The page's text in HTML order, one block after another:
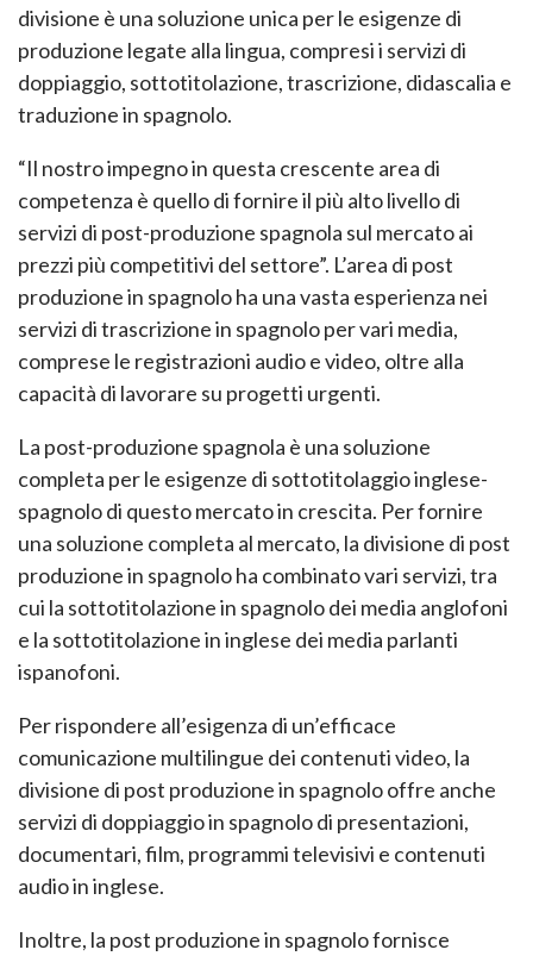
divisione è una soluzione unica per le esigenze di
produzione legate alla lingua, compresi i servizi di
doppiaggio, sottotitolazione, trascrizione, didascalia e
traduzione in spagnolo.
“Il nostro impegno in questa crescente area di
competenza è quello di fornire il più alto livello di
servizi di post-produzione spagnola sul mercato ai
prezzi più competitivi del settore”. L’area di post
produzione in spagnolo ha una vasta esperienza nei
servizi di trascrizione in spagnolo per vari media,
comprese le registrazioni audio e video, oltre alla
capacità di lavorare su progetti urgenti.
La post-produzione spagnola è una soluzione
completa per le esigenze di sottotitolaggio inglese-
spagnolo di questo mercato in crescita. Per fornire
una soluzione completa al mercato, la divisione di post
produzione in spagnolo ha combinato vari servizi, tra
cui la sottotitolazione in spagnolo dei media anglofoni
e la sottotitolazione in inglese dei media parlanti
ispanofoni.
Per rispondere all’esigenza di un’efficace
comunicazione multilingue dei contenuti video, la
divisione di post produzione in spagnolo offre anche
servizi di doppiaggio in spagnolo di presentazioni,
documentari, film, programmi televisivi e contenuti
audio in inglese.
Inoltre, la post produzione in spagnolo fornisce